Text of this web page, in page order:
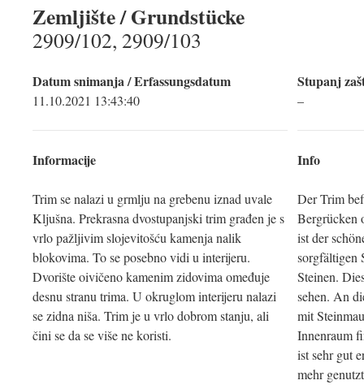
Zemljište / Grundstücke
2909/102, 2909/103
Datum snimanja / Erfassungsdatum
11.10.2021 13:43:40
Informacije
Trim se nalazi u grmlju na grebenu iznad uvale
Kljušna. Prekrasna dvostupanjski trim građen je s
vrlo pažljivim slojevitošću kamenja nalik
blokovima. To se posebno vidi u interijeru.
Dvorište oivičeno kamenim zidovima omeđuje
desnu stranu trima. U okruglom interijeru nalazi
se zidna niša. Trim je u vrlo dobrom stanju, ali
čini se da se više ne koristi.
Stupanj
–
Info
Der Trim
Bergrücken
ist der
sorgfältigen
Steinen.
sehen. An
mit
Innenraum
ist sehr gut
mehr